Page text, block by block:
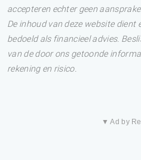
accepteren echter geen
De inhoud van deze website
bedoeld als financieel advies.
van de door ons getoonde
rekening en risico.
▼ Ad by